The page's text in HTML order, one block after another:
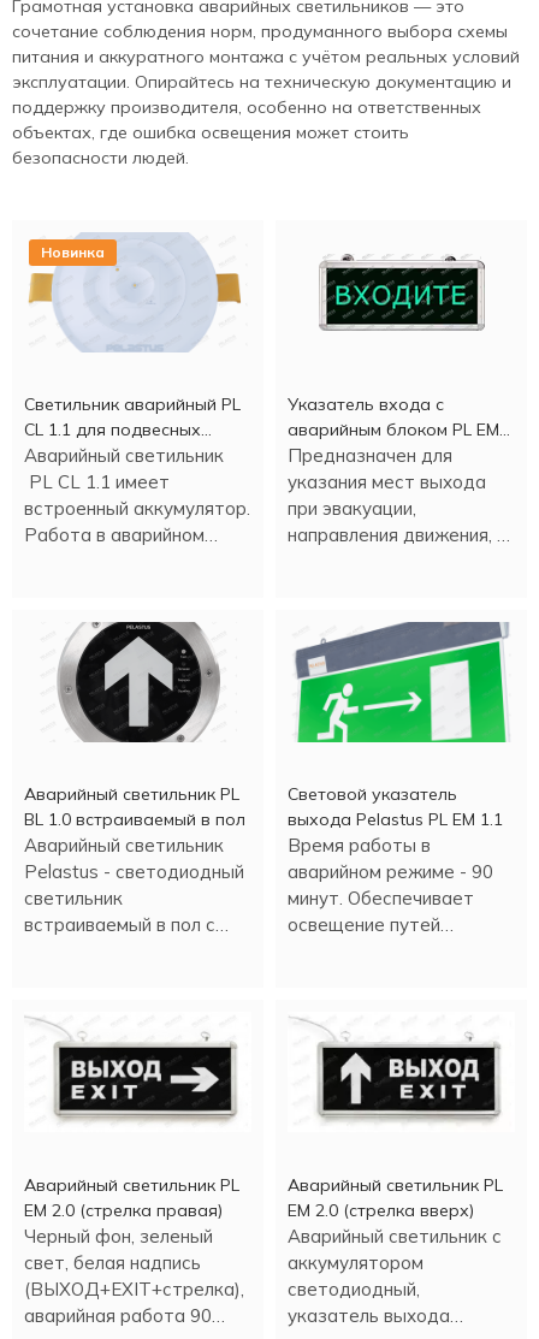
Грамотная установка аварийных светильников — это
сочетание соблюдения норм, продуманного выбора схемы
питания и аккуратного монтажа с учётом реальных условий
эксплуатации. Опирайтесь на техническую документацию и
поддержку производителя, особенно на ответственных
объектах, где ошибка освещения может стоить
безопасности людей.
Новинка
Светильник аварийный PL
CL 1.1 для подвесных
потолков
Аварийный светильник
PL CL 1.1 имеет
встроенный аккумулятор.
Работа в аварийном
Указатель входа c
аварийным блоком PL EM
2.0 (1,5 часа)
Предназначен для
указания мест выхода
при эвакуации,
направления движения, а
Аварийный светильник PL
BL 1.0 встраиваемый в пол
Аварийный светильник
Pelastus - светодиодный
светильник
встраиваемый в пол с
Световой указатель
выхода Pelastus PL EM 1.1
Время работы в
аварийном режиме - 90
минут. Обеспечивает
освещение путей
Аварийный светильник PL
EM 2.0 (стрелка правая)
Черный фон, зеленый
свет, белая надпись
(ВЫХОД+EXIT+стрелка),
аварийная работа 90
Аварийный светильник PL
EM 2.0 (стрелка вверх)
Аварийный светильник с
аккумулятором
светодиодный,
указатель выхода